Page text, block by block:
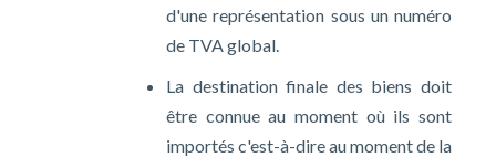
d'une représentation sous un numéro
de TVA global.
La destination finale des biens doit
être connue au moment où ils sont
importés c'est-à-dire au moment de la